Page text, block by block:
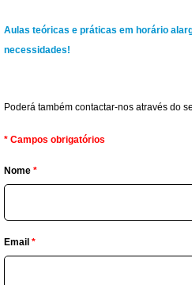
Aulas teóricas e práticas em horário
necessidades!
Poderá também contactar-nos através do
* Campos obrigatórios
Nome *
Email *